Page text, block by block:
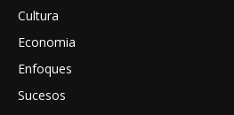
Cultura
Economia
Enfoques
Sucesos